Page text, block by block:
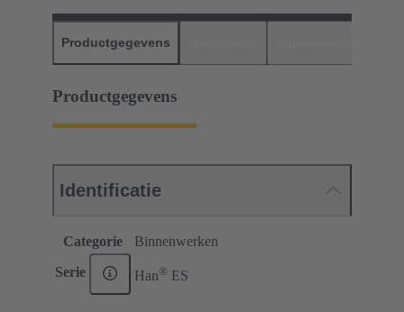
Productgegevens
Productgegevens
Identificatie
Categorie Binnenwerken
Serie Han® ES